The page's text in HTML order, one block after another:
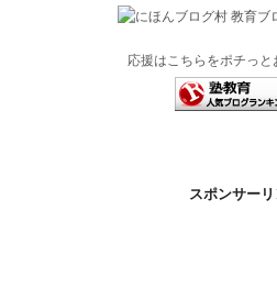
応援はこちらをポチっと
スポンサー